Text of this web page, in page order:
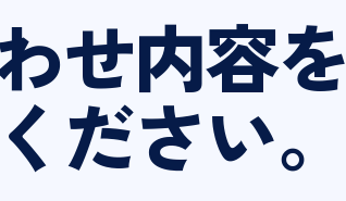
せ内容を
ださい。